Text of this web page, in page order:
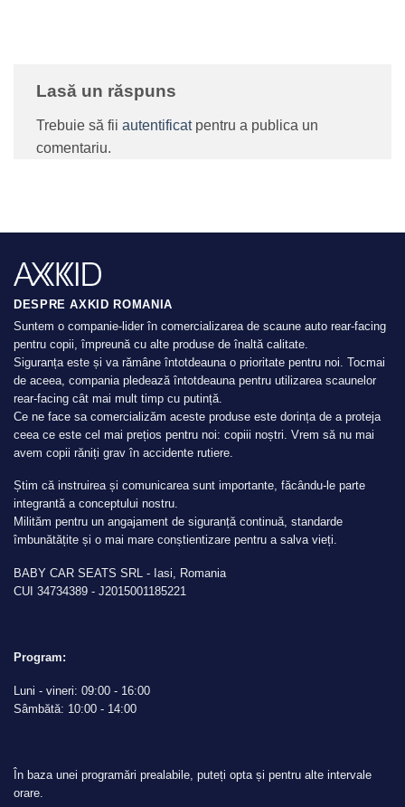
Lasă un răspuns
Trebuie să fii autentificatpentru a publica un
comentariu.
DESPRE AXKID ROMANIA
Suntem o companie-lider în comercializarea de scaune auto rear-facing
pentru copii, împreună cu alte produse de înaltă calitate.
Siguranța este și va rămâne întotdeauna o prioritate pentru noi. Tocmai
de aceea, compania pledează întotdeauna pentru utilizarea scaunelor
rear-facing cât mai mult timp cu putință.
Ce ne face sa comercializăm aceste produse este dorința de a proteja
ceea ce este cel mai prețios pentru noi: copiii noștri. Vrem să nu mai
avem copii răniți grav în accidente rutiere.
Știm că instruirea și comunicarea sunt importante, făcându-le parte
integrantă a conceptului nostru.
Milităm pentru un angajament de siguranță continuă, standarde
îmbunătățite și o mai mare conștientizare pentru a salva vieți.
BABY CAR SEATS SRL - Iasi, Romania
CUI 34734389 - J2015001185221
Program:
Luni - vineri: 09:00 - 16:00
Sâmbătă: 10:00 - 14:00
În baza unei programări prealabile, puteți opta și pentru alte intervale
orare.